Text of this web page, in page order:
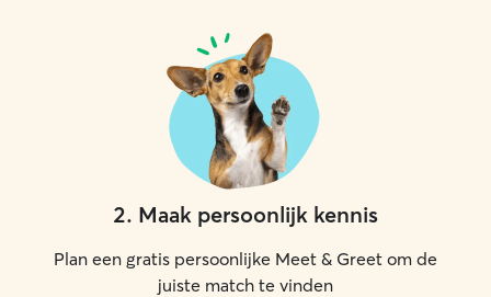
2. Maak persoonlijk kennis
Plan een gratis persoonlijke Meet & Greet om de
juiste match te vinden